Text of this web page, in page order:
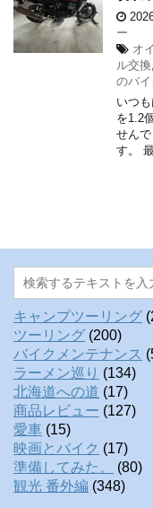
ー
オ
ル交換
のバ
いつ
を1.2
せん
す。
キャンプツーリング
ツーリング (200)
バイクメンテナンス
ラーメン巡り (134)
北海道への道 (17)
商品レビュー (127)
愛車 (15)
映画とバイク (17)
準備してみた。
(80)
観光 番外編 (348)